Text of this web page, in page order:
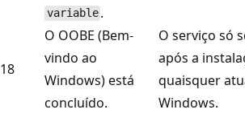
variable .
18
O OOBE (Bem-
vindo ao
Windows) está
concluído.
O serviço só
após a
quaisquer
Windows.